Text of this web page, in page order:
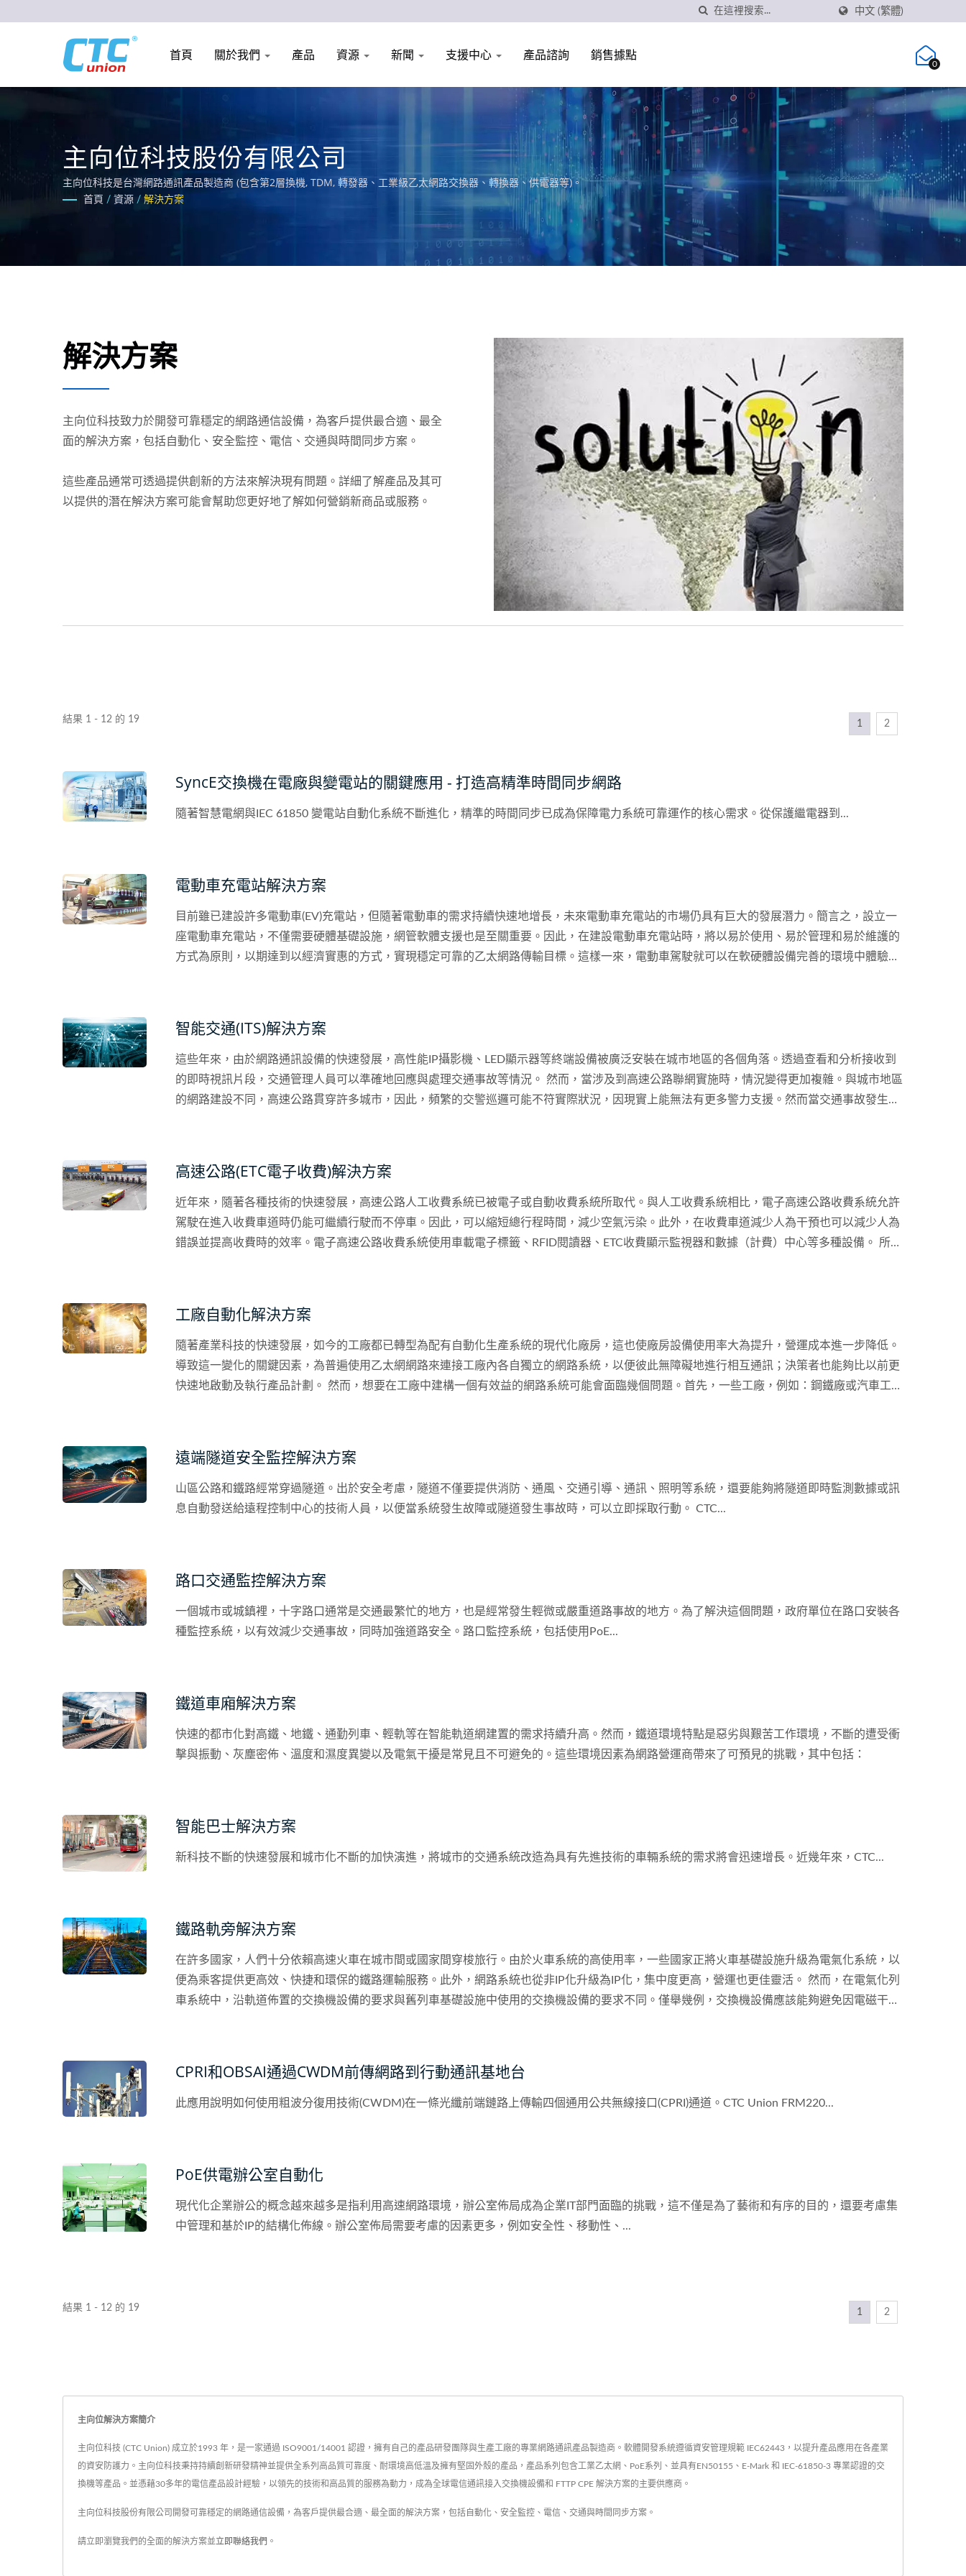
中文 (繁體)
首頁 關於我們 產品 資源 新聞 支援中心 產品諮詢 銷售據點
0
主向位科技股份有限公司
主向位科技是台灣網路通訊產品製造商 (包含第2層換機, TDM, 轉發器、工業級乙太網路交換器、轉換器、供電器等)。
首頁 / 資源 / 解決方案
解決方案
主向位科技致力於開發可靠穩定的網路通信設備，為客戶提供最合適、最全
面的解決方案，包括自動化、安全監控、電信、交通與時間同步方案。
這些產品通常可透過提供創新的方法來解決現有問題。詳細了解產品及其可
以提供的潛在解決方案可能會幫助您更好地了解如何營銷新商品或服務。
結果 1 - 12 的 19 1 2
SyncE交換機在電廠與變電站的關鍵應用 - 打造高精準時間同步網路
隨著智慧電網與IEC 61850 變電站自動化系統不斷進化，精準的時間同步已成為保障電力系統可靠運作的核心需求。從保護繼電器到...
電動車充電站解決方案
目前雖已建設許多電動車(EV)充電站，但隨著電動車的需求持續快速地增長，未來電動車充電站的市場仍具有巨大的發展潛力。簡言之，設立一
座電動車充電站，不僅需要硬體基礎設施，網管軟體支援也是至關重要。因此，在建設電動車充電站時，將以易於使用、易於管理和易於維護的
方式為原則，以期達到以經濟實惠的方式，實現穩定可靠的乙太網路傳輸目標。這樣一來，電動車駕駛就可以在軟硬體設備完善的環境中體驗更
及使用上的挑戰，這些挑戰包括：
智能交通(ITS)解決方案
這些年來，由於網路通訊設備的快速發展，高性能IP攝影機、LED顯示器等終端設備被廣泛安裝在城市地區的各個角落。透過查看和分析接收到
的即時視訊片段，交通管理人員可以準確地回應與處理交通事故等情況。 然而，當涉及到高速公路聯網實施時，情況變得更加複雜。與城市地區
的網路建設不同，高速公路貫穿許多城市，因此，頻繁的交警巡邏可能不符實際狀況，因現實上能無法有更多警力支援。然而當交通事故發生
高速公路(ETC電子收費)解決方案
近年來，隨著各種技術的快速發展，高速公路人工收費系統已被電子或自動收費系統所取代。與人工收費系統相比，電子高速公路收費系統允許
駕駛在進入收費車道時仍能可繼續行駛而不停車。因此，可以縮短總行程時間，減少空氣污染。此外，在收費車道減少人為干預也可以減少人為
錯誤並提高收費時的效率。電子高速公路收費系統使用車載電子標籤、RFID閱讀器、ETC收費顯示監視器和數據（計費）中心等多種設備。 所有
工廠自動化解決方案
隨著產業科技的快速發展，如今的工廠都已轉型為配有自動化生產系統的現代化廠房，這也使廠房設備使用率大為提升，營運成本進一步降低。
導致這一變化的關鍵因素，為普遍使用乙太網網路來連接工廠內各自獨立的網路系統，以便彼此無障礙地進行相互通訊；決策者也能夠比以前更
快速地啟動及執行產品計劃。 然而，想要在工廠中建構一個有效益的網路系統可能會面臨幾個問題。首先，一些工廠，例如：鋼鐵廠或汽車工
遠端隧道安全監控解決方案
山區公路和鐵路經常穿過隧道。出於安全考慮，隧道不僅要提供消防、通風、交通引導、通訊、照明等系統，還要能夠將隧道即時監測數據或訊
息自動發送給遠程控制中心的技術人員，以便當系統發生故障或隧道發生事故時，可以立即採取行動。 CTC...
路口交通監控解決方案
一個城市或城鎮裡，十字路口通常是交通最繁忙的地方，也是經常發生輕微或嚴重道路事故的地方。為了解決這個問題，政府單位在路口安裝各
種監控系統，以有效減少交通事故，同時加強道路安全。路口監控系統，包括使用PoE...
鐵道車廂解決方案
快速的都市化對高鐵、地鐵、通勤列車、輕軌等在智能軌道網建置的需求持續升高。然而，鐵道環境特點是惡劣與艱苦工作環境，不斷的遭受衝
擊與振動、灰塵密佈、溫度和濕度異變以及電氣干擾是常見且不可避免的。這些環境因素為網路營運商帶來了可預見的挑戰，其中包括：
智能巴士解決方案
新科技不斷的快速發展和城市化不斷的加快演進，將城市的交通系統改造為具有先進技術的車輛系統的需求將會迅速增長。近幾年來，CTC...
鐵路軌旁解決方案
在許多國家，人們十分依賴高速火車在城市間或國家間穿梭旅行。由於火車系統的高使用率，一些國家正將火車基礎設施升級為電氣化系統，以
便為乘客提供更高效、快捷和環保的鐵路運輸服務。此外，網路系統也從非IP化升級為IP化，集中度更高，營運也更佳靈活。 然而，在電氣化列
車系統中，沿軌道佈置的交換機設備的要求與舊列車基礎設施中使用的交換機設備的要求不同。僅舉幾例，交換機設備應該能夠避免因電磁干擾
CPRI和OBSAI通過CWDM前傳網路到行動通訊基地台
此應用說明如何使用粗波分復用技術(CWDM)在一條光纖前端鏈路上傳輸四個通用公共無線接口(CPRI)通道。CTC Union FRM220...
PoE供電辦公室自動化
現代化企業辦公的概念越來越多是指利用高速網路環境，辦公室佈局成為企業IT部門面臨的挑戰，這不僅是為了藝術和有序的目的，還要考慮集
中管理和基於IP的結構化佈線。辦公室佈局需要考慮的因素更多，例如安全性、移動性、...
結果 1 - 12 的 19 1 2
主向位解決方案簡介
主向位科技 (CTC Union) 成立於1993 年，是一家通過 ISO9001/14001 認證，擁有自己的產品研發團隊與生產工廠的專業網路通訊產品製造商。軟體開發系統遵循資安管理規範 IEC62443，以提升產品應用在各產業
的資安防護力。主向位科技秉持持續創新研發精神並提供全系列高品質可靠度、耐環境高低溫及擁有堅固外殼的產品，產品系列包含工業乙太網、PoE系列、並具有EN50155、E-Mark 和 IEC-61850-3 專業認證的交
換機等產品。並憑藉30多年的電信產品設計經驗，以領先的技術和高品質的服務為動力，成為全球電信通訊接入交換機設備和 FTTP CPE 解決方案的主要供應商。
主向位科技股份有限公司開發可靠穩定的網路通信設備，為客戶提供最合適、最全面的解決方案，包括自動化、安全監控、電信、交通與時間同步方案。
請立即瀏覽我們的全面的解決方案並立即聯絡我們 。